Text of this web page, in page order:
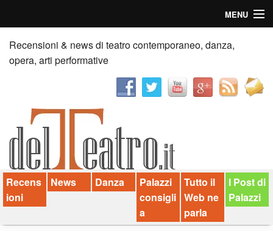
MENU
Home
Recensioni
News
Palazzi consiglia
Video
Chi siamo
Recensioni & news di teatro contemporaneo, danza,
opera, arti performative
Recens
ioni
News Danza
Palazzi
consigli
a
Tutto il
Web ne
parla
I Post di
Palazzi